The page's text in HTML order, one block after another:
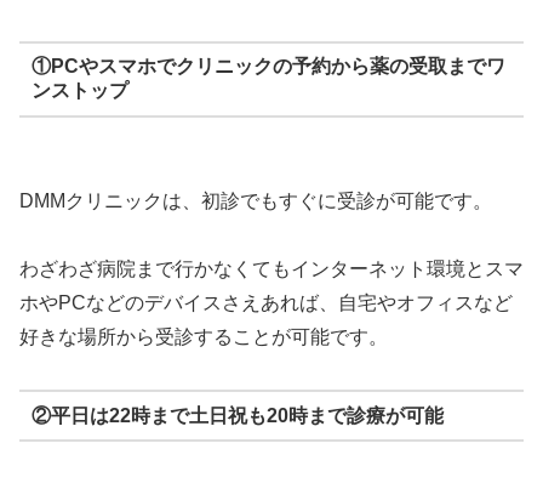
①PCやスマホでクリニックの予約から薬の受取までワ
ンストップ
DMMクリニックは、初診でもすぐに受診が可能です。
わざわざ病院まで行かなくてもインターネット環境とスマ
ホやPCなどのデバイスさえあれば、自宅やオフィスなど
好きな場所から受診することが可能です。
②平日は22時まで土日祝も20時まで診療が可能